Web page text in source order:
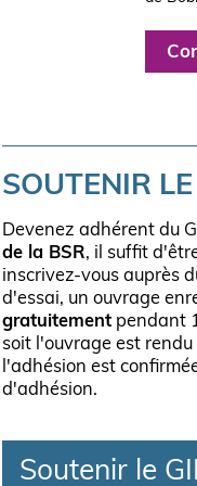
SOUTENIR
Devenez adhérent du
de la BSR, il suffit
inscrivez-vous auprès
d'essai, un ouvrage
gratuitement pendant
soit l'ouvrage est
l'adhésion est
d'adhésion.
Soutenir le